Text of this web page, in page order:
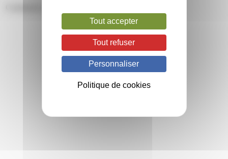
Tout accepter
Tout refuser
Personnaliser
Politique de cookies